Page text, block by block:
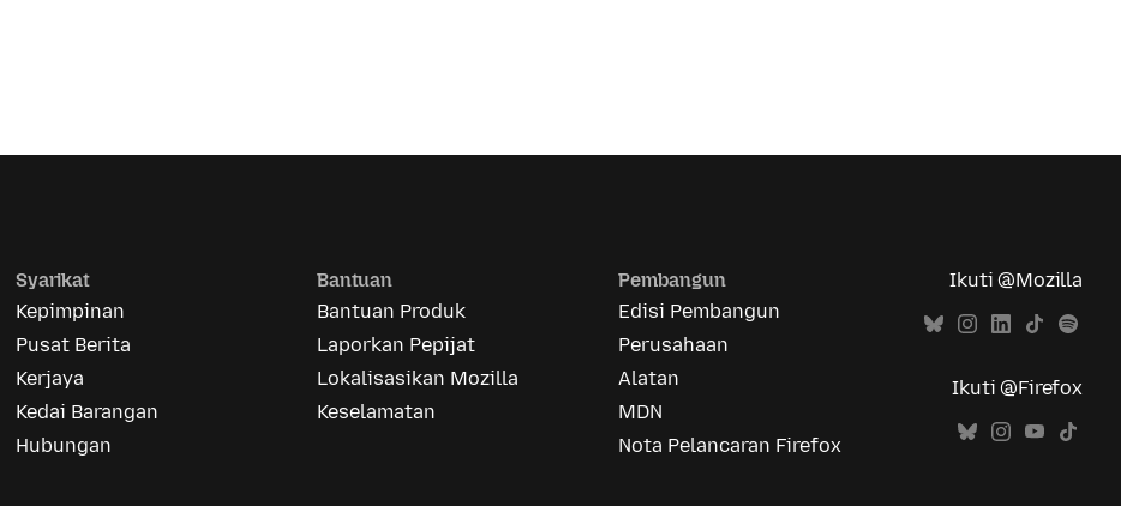
Syarikat
Kepimpinan
Pusat Berita
Kerjaya
Kedai Barangan
Hubungan
Bantuan
Bantuan Produk
Laporkan Pepijat
Lokalisasikan Mozilla
Keselamatan
Pembangun
Edisi Pembangun
Perusahaan
Alatan
MDN
Nota Pelancaran Firefox
Ikuti @Mozilla
Ikuti @Firefox